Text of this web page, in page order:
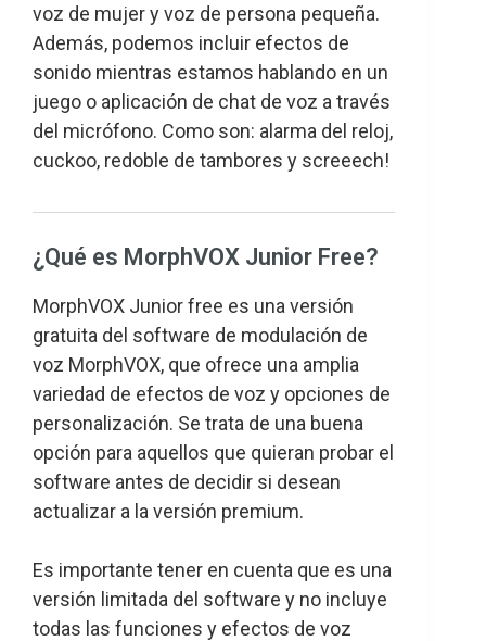
voz de mujer y voz de persona pequeña.
Además, podemos incluir efectos de
sonido mientras estamos hablando en un
juego o aplicación de chat de voz a través
del micrófono. Como son: alarma del reloj,
cuckoo, redoble de tambores y screeech!
¿Qué es MorphVOX Junior Free?
MorphVOX Junior free es una versión
gratuita del software de modulación de
voz MorphVOX, que ofrece una amplia
variedad de efectos de voz y opciones de
personalización. Se trata de una buena
opción para aquellos que quieran probar el
software antes de decidir si desean
actualizar a la versión premium.
Es importante tener en cuenta que es una
versión limitada del software y no incluye
todas las funciones y efectos de voz